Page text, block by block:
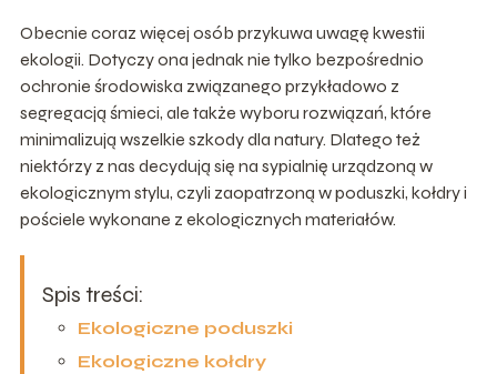
Obecnie coraz więcej osób przykuwa uwagę kwestii
ekologii. Dotyczy ona jednak nie tylko bezpośrednio
ochronie środowiska związanego przykładowo z
segregacją śmieci, ale także wyboru rozwiązań, które
minimalizują wszelkie szkody dla natury. Dlatego też
niektórzy z nas decydują się na sypialnię urządzoną w
ekologicznym stylu, czyli zaopatrzoną w poduszki, kołdry i
pościele wykonane z ekologicznych materiałów.
Spis treści:
Ekologiczne poduszki
Ekologiczne kołdry